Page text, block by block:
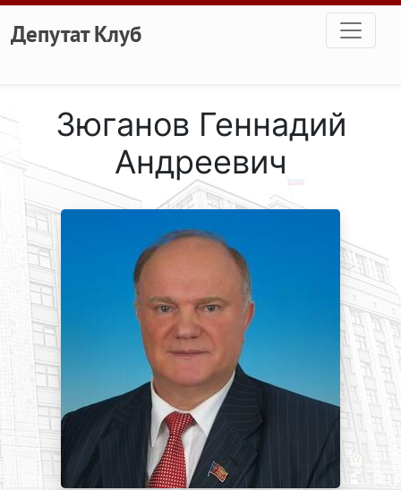
Перейти к основному содержанию
Депутат Клуб
Зюганов Геннадий
Андреевич